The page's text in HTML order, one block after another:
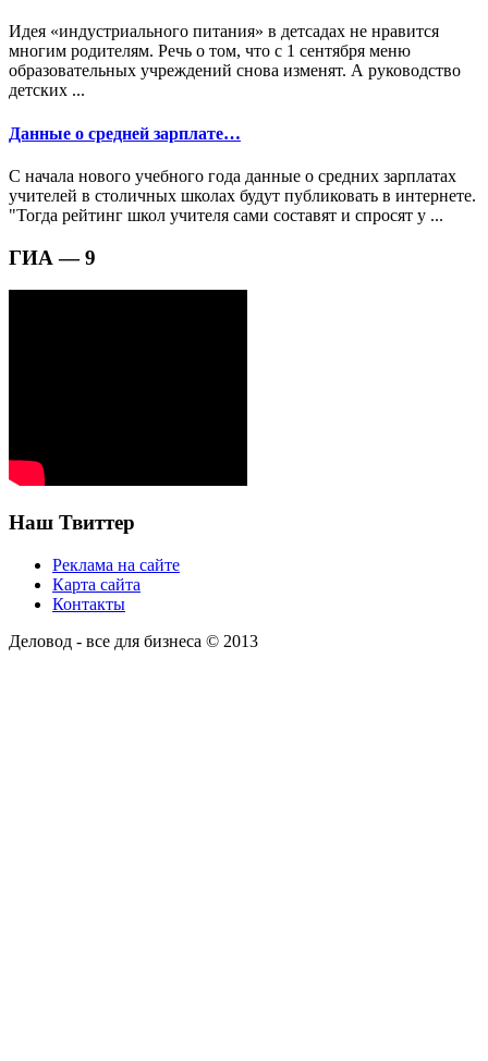
Идея «индустриального питания» в детсадах не нравится
многим родителям. Речь о том, что с 1 сентября меню
образовательных учреждений снова изменят. А руководство
детских ...
Данные о средней зарплате…
С начала нового учебного года данные о средних зарплатах
учителей в столичных школах будут публиковать в интернете.
"Тогда рейтинг школ учителя сами составят и спросят у ...
ГИА — 9
Наш Твиттер
Реклама на сайте
Карта сайта
Контакты
Деловод - все для бизнеса © 2013